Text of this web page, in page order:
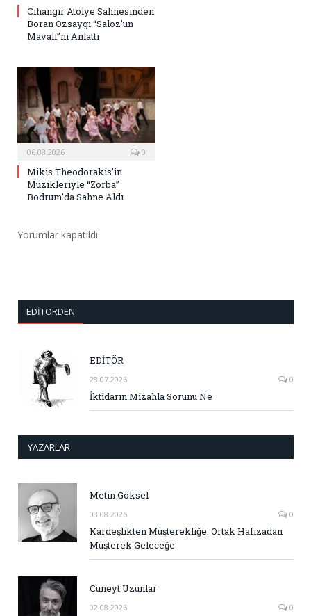
Cihangir Atölye Sahnesinden
Boran Özsaygı “Saloz’un
Mavalı”nı Anlattı
06.08.2026 0
Mikis Theodorakis’in
Müzikleriyle “Zorba”
Bodrum’da Sahne Aldı
Yorumlar kapatıldı.
EDITÖRDEN
EDİTÖR
28.07.2026 0
İktidarın Mizahla Sorunu Ne
YAZARLAR
Metin Göksel
03.08.2026 0
Kardeşlikten Müşterekliğe: Ortak Hafızadan
Müşterek Geleceğe
Cüneyt Uzunlar
02.08.2026 0